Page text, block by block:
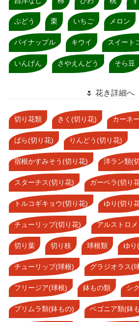
ぶどう 栗 いちご メロン
パイナップル キウイ スイート
いんげん さやえんどう そら豆
🌷 花き詳細へ
切り花類 きく(切り花) カーネ
ばら(切り花) りんどう(切り花)
宿根かすみそう(切り花) 洋ラン類(
スターチス(切り花) ガーベラ(切り
トルコギキョウ(切り花) ゆり(切り
チューリップ(切り花) アルストロ
切り葉 切り枝 球根類 ゆり
チューリップ(球根) グラジオラス(
フリージア(球根) 鉢もの類 シ
プリムラ類(鉢もの) ベゴニア類(鉢